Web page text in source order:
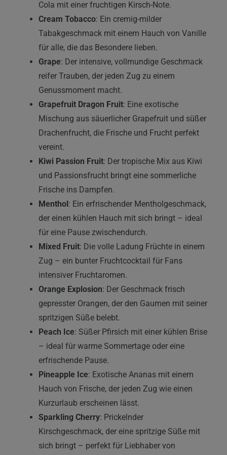
Cola mit einer fruchtigen Kirsch-Note.
Cream Tobacco: Ein cremig-milder
Tabakgeschmack mit einem Hauch von Vanille
für alle, die das Besondere lieben.
Grape: Der intensive, vollmundige Geschmack
reifer Trauben, der jeden Zug zu einem
Genussmoment macht.
Grapefruit Dragon Fruit: Eine exotische
Mischung aus säuerlicher Grapefruit und süßer
Drachenfrucht, die Frische und Frucht perfekt
vereint.
Kiwi Passion Fruit: Der tropische Mix aus Kiwi
und Passionsfrucht bringt eine sommerliche
Frische ins Dampfen.
Menthol : Ein erfrischender Mentholgeschmack,
der einen kühlen Hauch mit sich bringt – ideal
für eine Pause zwischendurch.
Mixed Fruit: Die volle Ladung Früchte in einem
Zug – ein bunter Fruchtcocktail für Fans
intensiver Fruchtaromen.
Orange Explosion: Der Geschmack frisch
gepresster Orangen, der den Gaumen mit seiner
spritzigen Süße belebt.
Peach Ice: Süßer Pfirsich mit einer kühlen Brise
– ideal für warme Sommertage oder eine
erfrischende Pause.
Pineapple Ice: Exotische Ananas mit einem
Hauch von Frische, der jeden Zug wie einen
Kurzurlaub erscheinen lässt.
Sparkling Cherry: Prickelnder
Kirschgeschmack, der eine spritzige Süße mit
sich bringt – perfekt für Liebhaber von